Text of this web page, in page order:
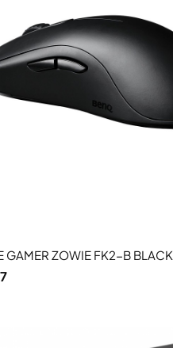
GAMER ZOWIE FK2-B BLACK